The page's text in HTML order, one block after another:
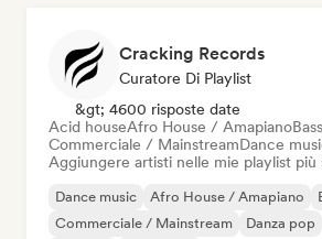
Cracking Records
Curatore Di Playlist
&gt; 4600 risposte date
Acid houseAfro House / Amapiano
Commerciale / MainstreamDance
Aggiungere artisti nelle mie playlist più
Dance music Afro House / Amapiano
Commerciale / Mainstream
Danza pop